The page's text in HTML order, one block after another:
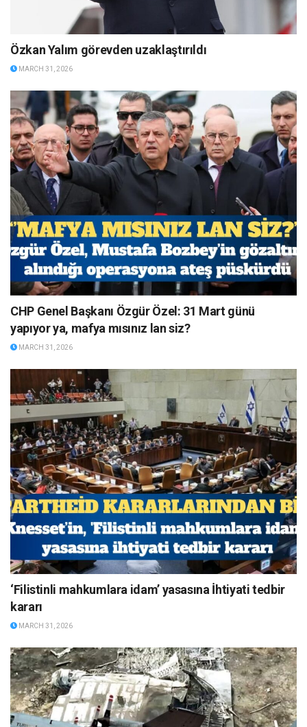
Özkan Yalım görevden uzaklaştırıldı
MARCH 31, 2026
CHP Genel Başkanı Özgür Özel: 31 Mart günü
yapıyor ya, mafya mısınız lan siz?
MARCH 31, 2026
‘Filistinli mahkumlara idam’ yasasına İhtiyati tedbir
kararı
MARCH 31, 2026